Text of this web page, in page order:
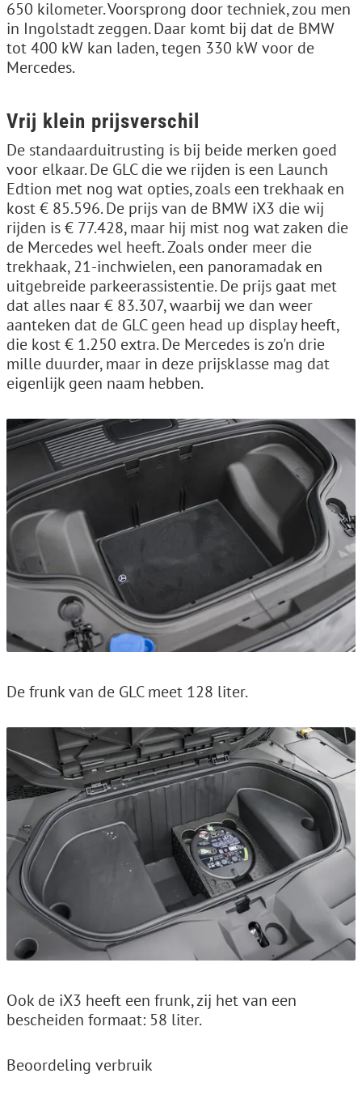
650 kilometer. Voorsprong door techniek, zou men
in Ingolstadt zeggen. Daar komt bij dat de BMW
tot 400 kW kan laden, tegen 330 kW voor de
Mercedes.
Vrij klein prijsverschil
De standaarduitrusting is bij beide merken goed
voor elkaar. De GLC die we rijden is een Launch
Edtion met nog wat opties, zoals een trekhaak en
kost € 85.596. De prijs van de BMW iX3 die wij
rijden is € 77.428, maar hij mist nog wat zaken die
de Mercedes wel heeft. Zoals onder meer die
trekhaak, 21-inchwielen, een panoramadak en
uitgebreide parkeerassistentie. De prijs gaat met
dat alles naar € 83.307, waarbij we dan weer
aanteken dat de GLC geen head up display heeft,
die kost € 1.250 extra. De Mercedes is zo'n drie
mille duurder, maar in deze prijsklasse mag dat
eigenlijk geen naam hebben.
De frunk van de GLC meet 128 liter.
Ook de iX3 heeft een frunk, zij het van een
bescheiden formaat: 58 liter.
Beoordeling verbruik